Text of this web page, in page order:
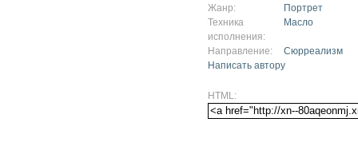
Жанр:
Портрет
Техника
исполнения:
Масло
Направление:
Сюрреализм
Написать автору
HTML: